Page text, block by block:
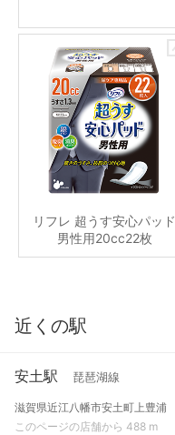
リフレ 超うす安心パッド
男性用20cc22枚
近くの駅
安土駅 琵琶湖線
滋賀県近江八幡市安土町上豊浦
このページの店舗から 488 m